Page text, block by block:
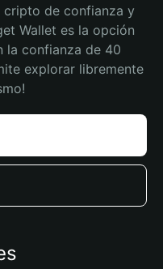
cripto de confianza y
Wallet es la opción
la confianza de 40
explorar libremente